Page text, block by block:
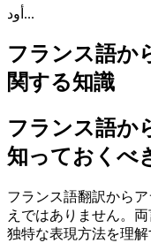
أود...
フランス語か
関する知識
フランス語か
知っておくべ
フランス語翻訳から
えではありません。
独特な表現方法を理